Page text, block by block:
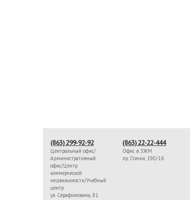
(863) 299-92-92
Центральный офис/
Административный
офис/Центр
коммерческой
недвижимости/Учебный
центр
ул. Серафимовича, 81
(863) 22-22-444
Офис в ЗЖМ
пр. Стачки, 190/16